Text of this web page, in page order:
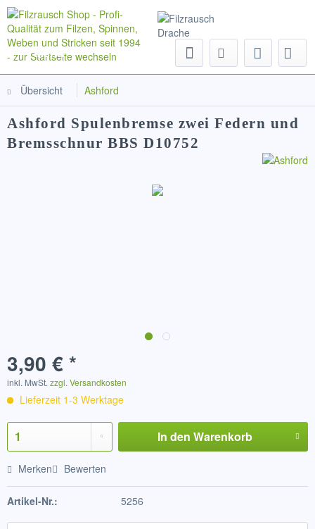
Menü
Übersicht Ashford
Ashford Spulenbremse zwei Federn und
Bremsschnur BBS D10752
3,90 € *
inkl. MwSt. zzgl. Versandkosten
Lieferzeit 1-3 Werktage
In den Warenkorb
Merken Bewerten
Artikel-Nr.: 5256